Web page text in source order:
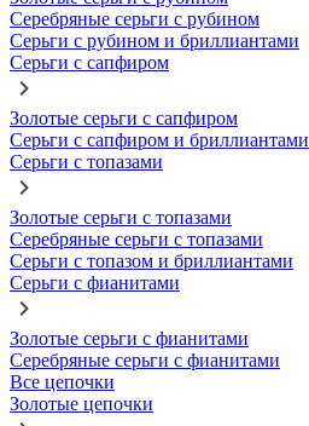
Серебряные серьги с рубином
Серьги с рубином и бриллиантами
Серьги с сапфиром
Золотые серьги с сапфиром
Серьги с сапфиром и бриллиантами
Серьги с топазами
Золотые серьги с топазами
Серебряные серьги с топазами
Серьги с топазом и бриллиантами
Серьги с фианитами
Золотые серьги с фианитами
Серебряные серьги с фианитами
Все цепочки
Золотые цепочки